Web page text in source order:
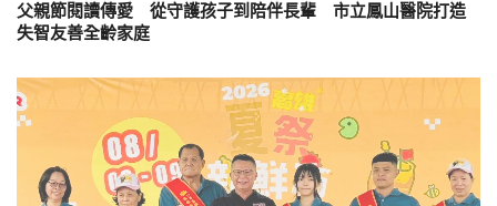
父親節閱讀傳愛 從守護孩子到陪伴長輩 市立鳳山醫院打造
失智友善全齡家庭